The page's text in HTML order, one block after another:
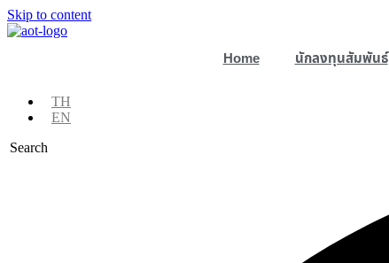
Skip to content
Home นักลงทุนสัมพันธ์
TH
EN
Search